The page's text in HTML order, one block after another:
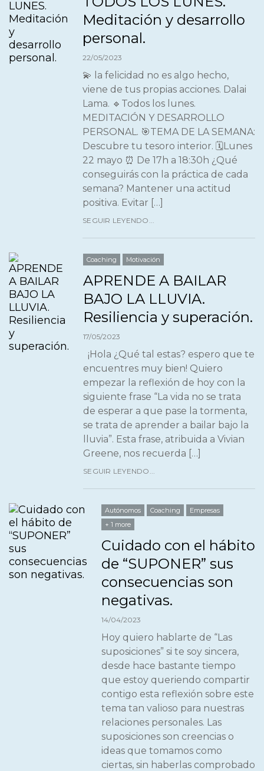
Meditación y desarrollo
personal.
22/05/2023
💫 la felicidad no es algo hecho,
viene de tus propias acciones. Dalai
Lama. 🔹Todos los lunes.
MEDITACIÓN Y DESARROLLO
PERSONAL. 🎯TEMA DE LA SEMANA:
Descubre tu tesoro interior. 🗓Lunes
22 mayo ⏰ De 17h a 18:30h ¿Qué
conseguirás con la práctica de cada
semana? Mantener una actitud
positiva. Evitar […]
SEGUIR LEYENDO...
Coaching Motivación
APRENDE A BAILAR
BAJO LA LLUVIA.
Resiliencia y superación.
17/05/2023
¡Hola ¿Qué tal estas? espero que te
encuentres muy bien! Quiero
empezar la reflexión de hoy con la
siguiente frase “La vida no se trata
de esperar a que pase la tormenta,
se trata de aprender a bailar bajo la
lluvia”. Esta frase, atribuida a Vivian
Greene, nos recuerda […]
SEGUIR LEYENDO...
Autónomos Coaching
Empresas
+ 1 more
Cuidado con el hábito
de “SUPONER” sus
consecuencias son
negativas.
14/04/2023
Hoy quiero hablarte de “Las
suposiciones” si te soy sincera,
desde hace bastante tiempo
que estoy queriendo compartir
contigo esta reflexión sobre este
tema tan valioso para nuestras
relaciones personales. Las
suposiciones son creencias o
ideas que tomamos como
ciertas, sin haberlas comprobado